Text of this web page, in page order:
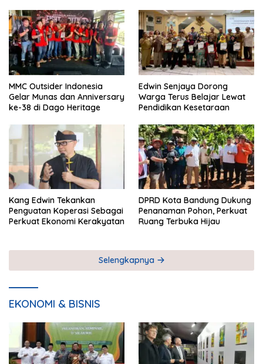
MMC Outsider Indonesia
Gelar Munas dan Anniversary
ke-38 di Dago Heritage
Edwin Senjaya Dorong
Warga Terus Belajar Lewat
Pendidikan Kesetaraan
Kang Edwin Tekankan
Penguatan Koperasi Sebagai
Perkuat Ekonomi Kerakyatan
DPRD Kota Bandung Dukung
Penanaman Pohon, Perkuat
Ruang Terbuka Hijau
Selengkapnya
EKONOMI & BISNIS